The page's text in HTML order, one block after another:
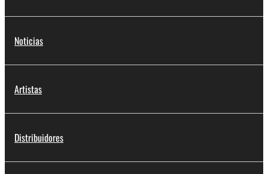
Noticias
Artistas
Distribuidores